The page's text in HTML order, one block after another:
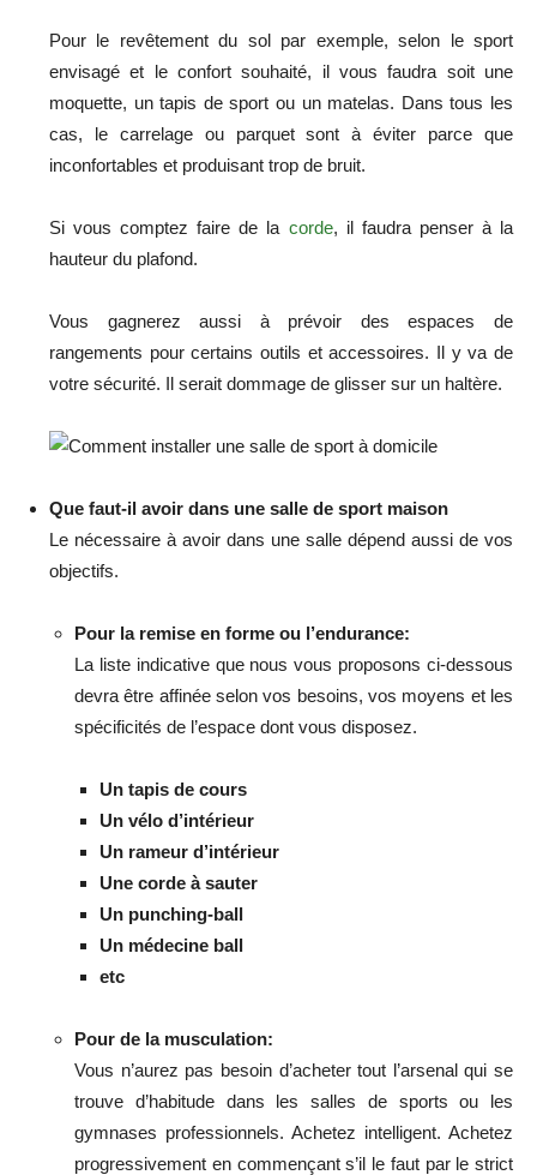
Pour le revêtement du sol par exemple, selon le sport
envisagé et le confort souhaité, il vous faudra soit une
moquette, un tapis de sport ou un matelas. Dans tous les
cas, le carrelage ou parquet sont à éviter parce que
inconfortables et produisant trop de bruit.
Si vous comptez faire de la corde, il faudra penser à la
hauteur du plafond.
Vous gagnerez aussi à prévoir des espaces de
rangements pour certains outils et accessoires. Il y va de
votre sécurité. Il serait dommage de glisser sur un haltère.
Que faut-il avoir dans une salle de sport maison
Le nécessaire à avoir dans une salle dépend aussi de vos
objectifs.
Pour la remise en forme ou l’endurance:
La liste indicative que nous vous proposons ci-dessous
devra être affinée selon vos besoins, vos moyens et les
spécificités de l’espace dont vous disposez.
Un tapis de cours
Un vélo d’intérieur
Un rameur d’intérieur
Une corde à sauter
Un punching-ball
Un médecine ball
etc
Pour de la musculation:
Vous n’aurez pas besoin d’acheter tout l’arsenal qui se
trouve d’habitude dans les salles de sports ou les
gymnases professionnels. Achetez intelligent. Achetez
progressivement en commençant s’il le faut par le strict